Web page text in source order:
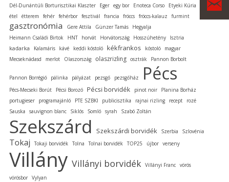
Dél-Dunántúli Borturisztikai Klaszter
Eger egy bor Enoteca Corso
Etyeki Kúria
étel
étterem fehér fehérbor fesztivál francia fröccs fröccs-kalauz furmint
gasztronómia Gere Attila Günzer Tamás
Hegyalja
Heimann Családi Birtok
HNT horvát Horvátország Hosszúhetény Isztria
kadarka Kalamáris kávé keddi kóstoló kékfrankos kóstoló
magyar
Mecseknádasd
merlot Olaszország olaszrizling osztrák Pannon Borbolt
Pannon Borrégió pálinka pályázat pezsgő pezsgőház Pécs
Pécs-Mecseki Borút Pécsi Borozó Pécsi borvidék pinot noir
Planina Borház
portugieser
programajánló PTE SZBKI publicisztika rajnai rizling recept
rozé
Sauska
sauvignon blanc Siklós Somló syrah Szabó Zoltán
Szekszárd Szekszárdi borvidék Szerbia Szlovénia
Tokaj Tokaji borvidék Tolna Tolnai borvidék TOP25 újbor verseny
Villány Villányi borvidék Villányi Franc vörös
vörösbor Vylyan